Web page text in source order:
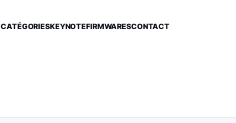
CATÉGORIESKEYNOTEFIRMWARESCONTACT